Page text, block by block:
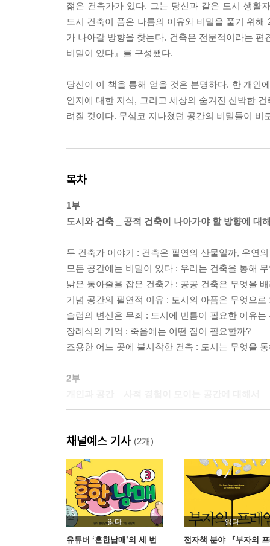
젊은 건축가가 있다. 그는 당신과 같은 도시 생활
도시 건축이 품은 나름의 이유와 비밀을 풀기 위
가 나아갈 방향을 찾는다. 건축은 전문적이라는 편
비밀이 있다』를 구성했다.
당신이 이 책을 통해 얻을 것은 분명하다. 한 개인
인지에 대한 지식, 그리고 세상의 숨겨진 신박한
려질 것이다. 무심코 지나쳤던 공간의 비밀들이
목차
1부
도시와 건축 _ 공적 건축이 나아가야 할 방향에 대
두 건축가 이야기 : 건축은 필연의 산물일까, 우연
모든 공간에는 비밀이 있다 : 우리는 건축을 통해
낡은 동아줄을 잡은 건축가 : 공공 건축은 무엇을
기념 공간의 필연적 이유 : 도시의 아픔은 무엇으로
슬럼의 변신은 무죄 : 도시에 빈틈이 필요한 이유는
장례식의 기억 : 죽음에는 어떤 집이 필요할까?
조용한 어느 곳에 불시착한 건축 : 도시는 무엇을
2부
최초의 웅크리는 존재 : 좋은 집이란 무엇일까?
대체 불가능한 건축 : 좋은 공간에는 어떤 요소가
내 방 여행하기 : 개인에게는 어떤 방이 필요할까?
시골 마을의 화장실 : 당신의 내밀한 공간은 어디인
고양이와 건축가의 거리 : 공간의 깊이는 어떻게 구
백자 하나 두심이 : 완벽한 공간은 존재할까?
돌과 나무의 시간 : 우리나라에는 왜 오래 가는 건
채널예스 기사 (2개)
읽다
유튜버 ‘흔한남매’의 세 번
읽다
전자책 분야 『부자의